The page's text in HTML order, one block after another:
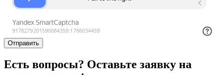
Отправить
Есть вопросы? Оставьте заявку на